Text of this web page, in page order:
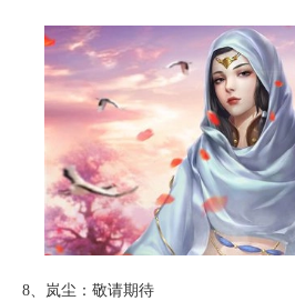
8、岚尘：敬请期待